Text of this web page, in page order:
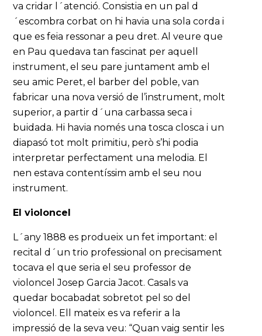
va cridar l´atenció. Consistia en un pal d
´escombra corbat on hi havia una sola corda i
que es feia ressonar a peu dret. Al veure que
en Pau quedava tan fascinat per aquell
instrument, el seu pare juntament amb el
seu amic Peret, el barber del poble, van
fabricar una nova versió de l’instrument, molt
superior, a partir d´una carbassa seca i
buidada. Hi havia només una tosca closca i un
diapasó tot molt primitiu, però s’hi podia
interpretar perfectament una melodia. El
nen estava contentíssim amb el seu nou
instrument.
El violoncel
L´any 1888 es produeix un fet important: el
recital d´un trio professional on precisament
tocava el que seria el seu professor de
violoncel Josep Garcia Jacot. Casals va
quedar bocabadat sobretot pel so del
violoncel. Ell mateix es va referir a la
impressió de la seva veu: “Quan vaig sentir les